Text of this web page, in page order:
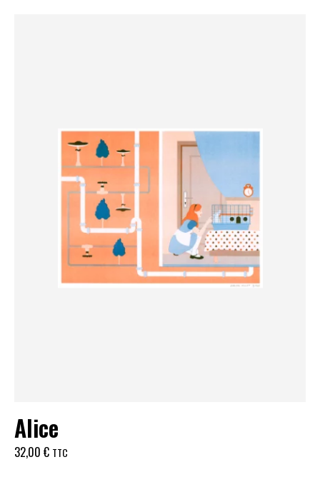
Alice
32,00 € TTC